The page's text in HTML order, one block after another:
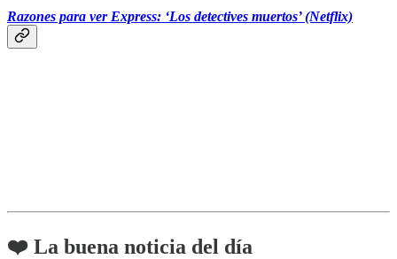
Razones para ver Express: ‘Los detectives muertos’ (Netflix)
❤️ La buena noticia del día